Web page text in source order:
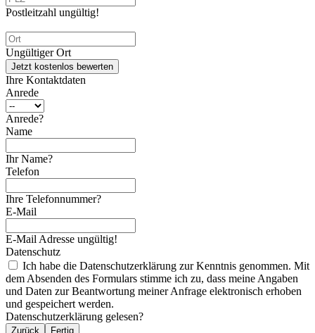
Postleitzahl ungültig!
Ungültiger Ort
Jetzt kostenlos bewerten
Ihre Kontaktdaten
Anrede
Anrede?
Name
Ihr Name?
Telefon
Ihre Telefonnummer?
E-Mail
E-Mail Adresse ungültig!
Datenschutz
Ich habe die Datenschutzerklärung zur Kenntnis genommen. Mit
dem Absenden des Formulars stimme ich zu, dass meine Angaben
und Daten zur Beantwortung meiner Anfrage elektronisch erhoben
und gespeichert werden.
Datenschutzerklärung gelesen?
Zurück Fertig